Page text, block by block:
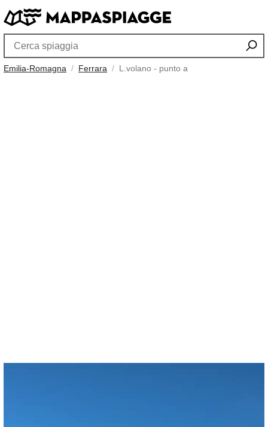
Emilia-Romagna Ferrara L.volano - punto a